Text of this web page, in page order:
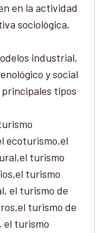
en la actividad
sociológica,
industrial,
y social
tipos
ecoturismo,el
turismo
turismo
el turismo de
turismo de
el turismo